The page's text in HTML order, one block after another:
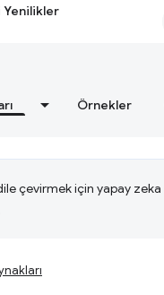
Yenilikler
Örnekler
çevirmek için yapay zeka